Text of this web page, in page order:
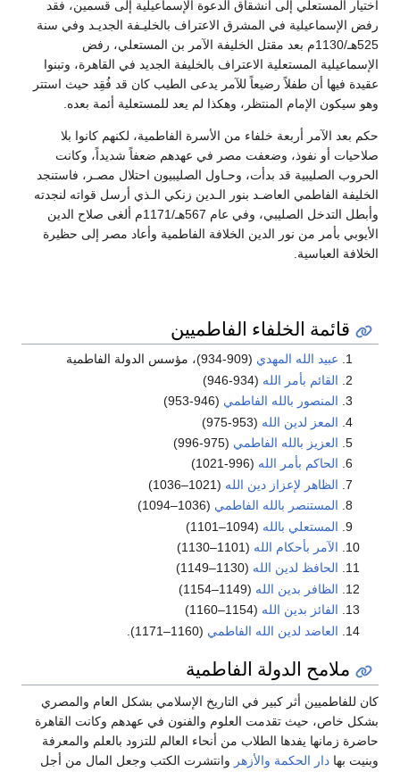
اختيار المستعلي إلى انشقاق الدعوة الإسماعيلية إلى قسمين، فقد
رفض الإسماعيلية في المشرق الاعتراف بالخليـفة الجديـد وفي سنة
525هـ/1130م بعد مقتل الخليفة الآمر بن المستعلي، رفض
الإسماعيلية المستعلية الاعتراف بالخليفة الجديد في القاهرة، وتبنوا
عقيدة فيها أن طفلاً رضيعاً للآمر يدعى الطيب كان قد فُقِد حيث استتر
وهو سيكون الإمام المنتظر، وهكذا لم يعد للمستعلية أئمة بعده.
حكم بعد الآمر أربعة خلفاء من الأسرة الفاطمية، لكنهم كانوا بلا
صلاحيات أو نفوذ، وضعفت مصر في عهدهم ضعفاً شديداً، وكانت
الحروب الصليبية قد بدأت، وحـاول الصليبيون احتلال مصـر، فاستنجد
الخليفة الفاطمي العاضـد بنور الـدين زنكي الـذي أرسل قواته لنجدته
وأبطل التدخل الصليبي، وفي عام 567هـ/1171م ألغى صلاح الدين
الأيوبي بأمر من نور الدين الخلافة الفاطمية وأعاد مصر إلى حظيرة
الخلافة العباسية.
قائمة الخلفاء الفاطميين
عبيد الله المهدي (909-934)، مؤسس الدولة الفاطمية
القائم بأمر الله (934-946)
المنصور بالله الفاطمي (946-953)
المعز لدين الله (953-975)
العزيز بالله الفاطمي (975-996)
الحاكم بأمر الله (996-1021)
الظاهر لإعزاز دين الله (1021–1036)
المستنصر بالله الفاطمي (1036–1094)
المستعلي بالله (1094–1101)
الآمر بأحكام الله (1101–1130)
الحافظ لدين الله (1130–1149)
الظافر بدين الله (1149–1154)
الفائز بدين الله (1154–1160)
العاضد لدين الله الفاطمي (1160–1171).
ملامح الدولة الفاطمية
كان للفاطميين أثر كبير في التاريخ الإسلامي بشكل العام والمصري
بشكل خاص، حيث تقدمت العلوم والفنون في عهدهم وكانت القاهرة
حاضرة زمانها يفدها الطلاب من أنحاء العالم للتزود بالعلم والمعرفة
وبنيت بها دار الحكمة والأزهر وانتشرت الكتب وجعل المال من أجل